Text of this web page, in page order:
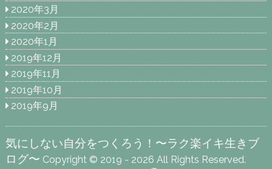
2020年3月
2020年2月
2020年1月
2019年12月
2019年11月
2019年10月
2019年9月
気にしない自分をつくろう！〜ラク楽イキ生きブ
ログ〜 Copyright © 2019 - 2026 All Rights Reserved.